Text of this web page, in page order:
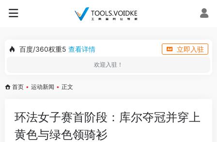
百度/360权重5 查看详情 立即入驻
欢迎入驻！
首页 • 运动新闻 • 正文
环法女子赛首阶段：库尔夺冠并穿上
黄色与绿色领骑衫